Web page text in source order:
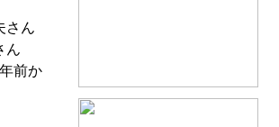
さん
ん
前か